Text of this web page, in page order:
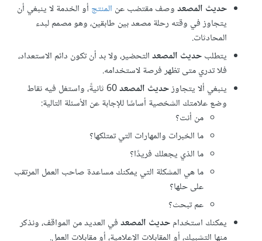
حديث المصعدوصف مقتضب عن المنتج أو الخدمة لا ينبغي أن
يتجاوز في وقته رحلة مصعد بين طابقين، وهو مصمم لبدء
المحادثات.
يتطلبحديث المصعدالتحضير، ولا بد أن تكون دائم الاستعداد،
فلا تدري متى تظهر فرصة لاستخدامه.
ينبغي ألا يتجاوزحديث المصعد
60 ثانيةً، واستغل فيه نقاط
وضع علامتك الشخصية أساسًا للإجابة عن الأسئلة التالية:
من أنت؟
ما الخبرات والمهارات التي تمتلكها؟
ما الذي يجعلك فريدًا؟
ما هي المشكلة التي يمكنك مساعدة صاحب العمل المرتقب
على حلها؟
عم تبحث؟
يمكنك استخدامحديث المصعدفي العديد من المواقف، ونذكر
منها التشبيك، أو المقابلات الإعلامية، أو مقابلات العمل.